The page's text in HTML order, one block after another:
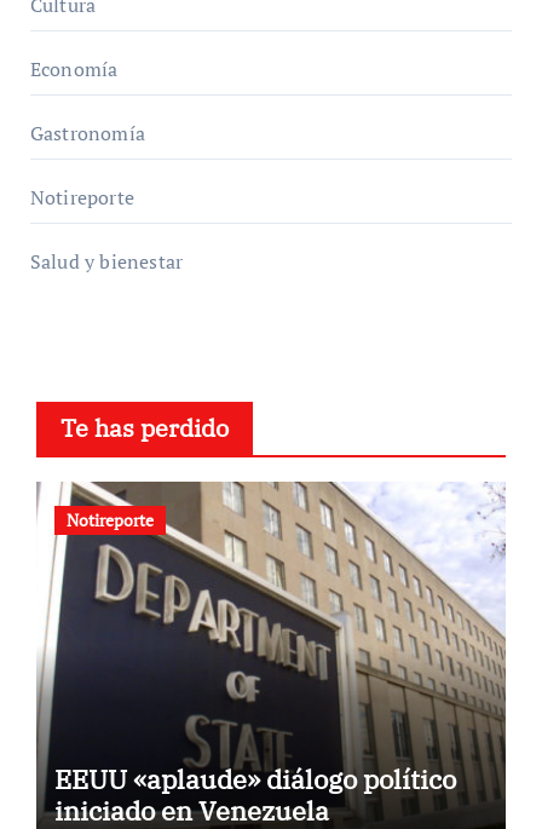
Economía
Gastronomía
Notireporte
Salud y bienestar
Te has perdido
Notireporte
EEUU «aplaude» diálogo político
iniciado en Venezuela